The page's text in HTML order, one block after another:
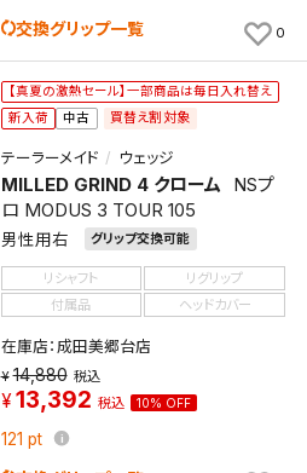
交換グリップ一覧 0
【真夏の激熱セール】一部商品は毎日入れ替え
新入荷
中古 買替え割対象
テーラーメイド ウェッジ
MILLED GRIND 4 クローム
NSプ
ロ MODUS 3 TOUR 105
男性用右 グリップ交換可能
リシャフト
リグリップ
付属品
ヘッドカバー
在庫店：成田美郷台店
14,880 税込
13,392 税込 10% OFF
121 pt